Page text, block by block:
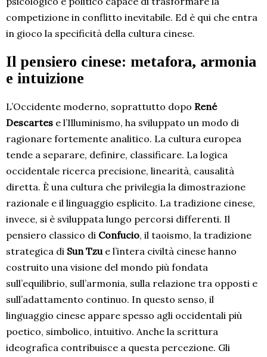
competizione in conflitto inevitabile. Ed è qui che entra
in gioco la specificità della cultura cinese.
Il pensiero cinese: metafora, armonia
e intuizione
L’Occidente moderno, soprattutto dopo René
Descartes e l’Illuminismo, ha sviluppato un modo di
ragionare fortemente analitico. La cultura europea
tende a separare, definire, classificare. La logica
occidentale ricerca precisione, linearità, causalità
diretta. È una cultura che privilegia la dimostrazione
razionale e il linguaggio esplicito. La tradizione cinese,
invece, si è sviluppata lungo percorsi differenti. Il
pensiero classico di Confucio, il taoismo, la tradizione
strategica di Sun Tzue l’intera civiltà cinese hanno
costruito una visione del mondo più fondata
sull’equilibrio, sull’armonia, sulla relazione tra opposti e
sull’adattamento continuo. In questo senso, il
linguaggio cinese appare spesso agli occidentali più
poetico, simbolico, intuitivo. Anche la scrittura
ideografica contribuisce a questa percezione. Gli